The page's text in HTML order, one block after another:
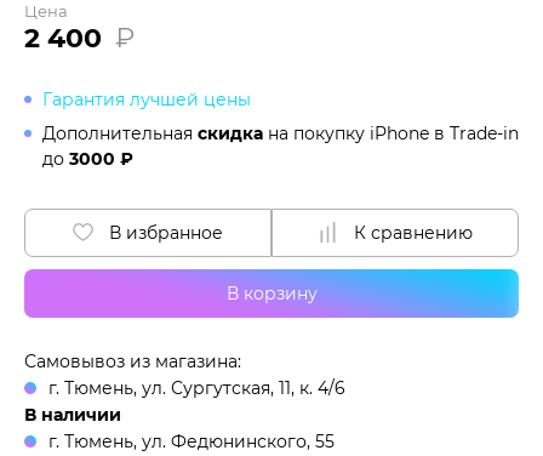
Цена
2 400 ₽
Гарантия лучшей цены
Дополнительная скидка на покупку iPhone в Trade-in
до 3000 ₽
В корзину
В избранное К сравнению
Самовывоз из магазина:
г. Тюмень, ул. Сургутская, 11, к. 4/6
В наличии
г. Тюмень, ул. Федюнинского, 55